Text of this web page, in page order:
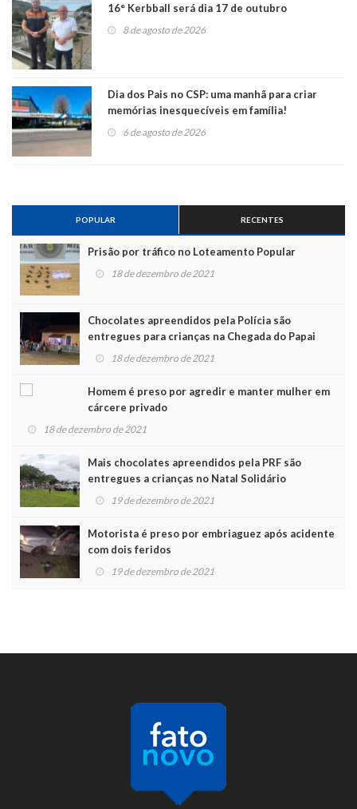
16° Kerbball será dia 17 de outubro
8 de agosto de 2026
Dia dos Pais no CSP: uma manhã para criar
memórias inesquecíveis em família!
6 de agosto de 2026
POPULAR RECENTES
Prisão por tráfico no Loteamento Popular
18 de dezembro de 2021
Chocolates apreendidos pela Polícia são
entregues para crianças na Chegada do Papai
Noel 18 de dezembro de 2021
Homem é preso por agredir e manter mulher em
cárcere privado
18 de dezembro de 2021
Mais chocolates apreendidos pela PRF são
entregues a crianças no Natal Solidário
19 de dezembro de 2021
Motorista é preso por embriaguez após acidente
com dois feridos
19 de dezembro de 2021